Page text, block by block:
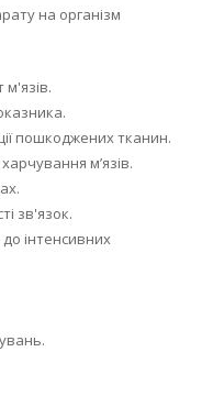
на організм
м'язів.
пошкоджених тканин.
м’язів.
зв'язок.
до інтенсивних